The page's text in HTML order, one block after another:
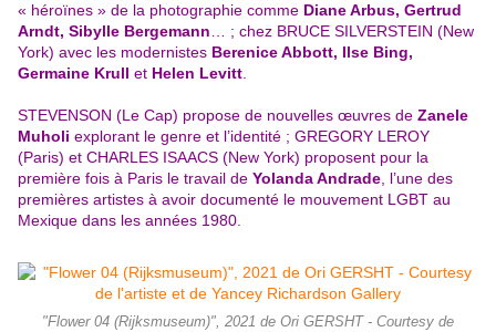
« héroïnes » de la photographie comme Diane Arbus, Gertrud
Arndt, Sibylle Bergemann … ; chez BRUCE SILVERSTEIN (New
York) avec les modernistes Berenice Abbott, Ilse Bing,
Germaine Krull et Helen Levitt
STEVENSON (Le Cap) propose de nouvelles œuvres de Zanele
Muholi explorant le genre et l’identité ; GREGORY LEROY
(Paris) et CHARLES ISAACS (New York) proposent pour la
première fois à Paris le travail de Yolanda Andrade , l’une des
premières artistes à avoir documenté le mouvement LGBT au
Mexique dans les années 1980.
"Flower 04 (Rijksmuseum)", 2021 de Ori GERSHT - Courtesy de